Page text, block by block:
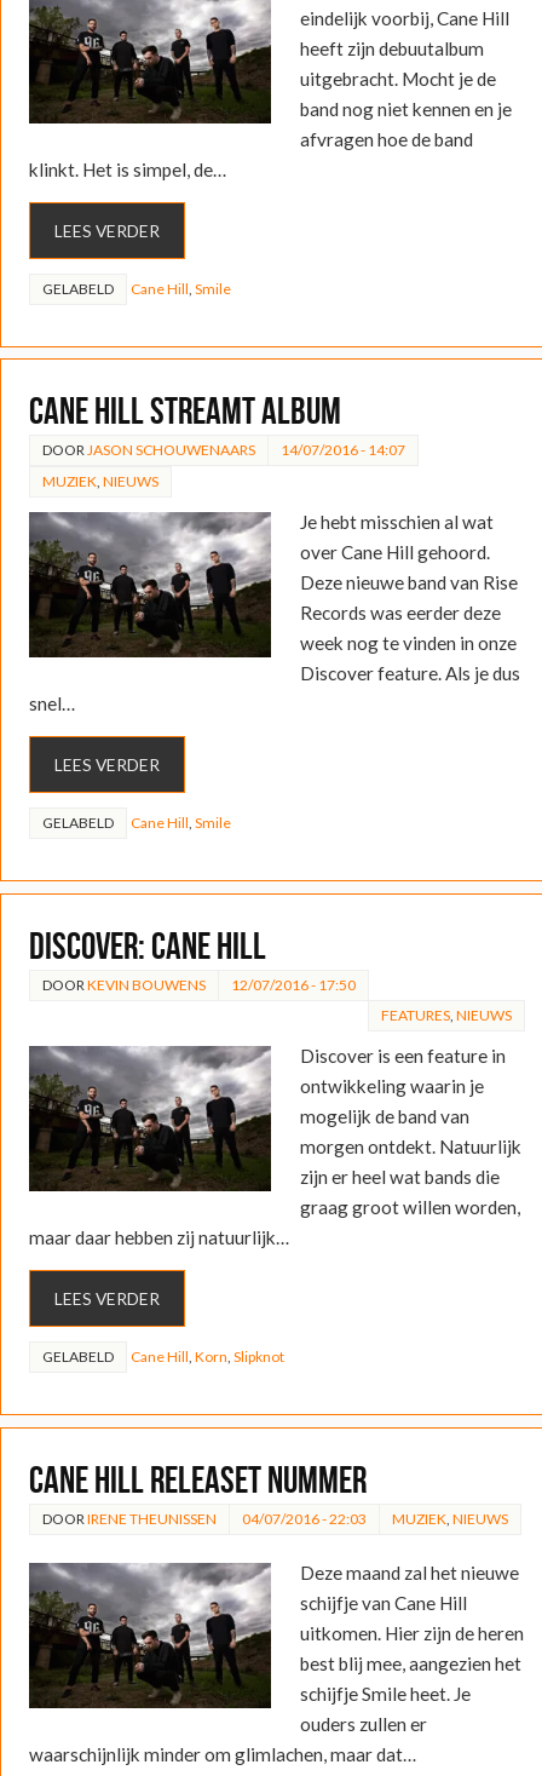
eindelijk voorbij, Cane Hill
heeft zijn debuutalbum
uitgebracht. Mocht je de
band nog niet kennen en je
afvragen hoe de band
klinkt. Het is simpel, de…
LEES VERDER
GELABELD Cane Hill Smile
Cane Hill streamt album
DOOR JASON SCHOUWENAARS
14/07/2016 - 14:07
MUZIEK NIEUWS
Je hebt misschien al wat
over Cane Hill gehoord.
Deze nieuwe band van Rise
Records was eerder deze
week nog te vinden in onze
Discover feature. Als je dus
snel…
LEES VERDER
GELABELD Cane Hill Smile
Discover: Cane Hill
DOOR KEVIN BOUWENS
12/07/2016 - 17:50
FEATURES, NIEUWS
Discover is een feature in
ontwikkeling waarin je
mogelijk de band van
morgen ontdekt. Natuurlijk
zijn er heel wat bands die
graag groot willen worden,
maar daar hebben zij natuurlijk…
LEES VERDER
GELABELD Cane Hill Korn Slipknot
Cane Hill releaset nummer
DOOR IRENE THEUNISSEN 04/07/2016 - 22:03 MUZIEK NIEUWS
Deze maand zal het nieuwe
schijfje van Cane Hill
uitkomen. Hier zijn de heren
best blij mee, aangezien het
schijfje Smile heet. Je
ouders zullen er
waarschijnlijk minder om glimlachen, maar dat…